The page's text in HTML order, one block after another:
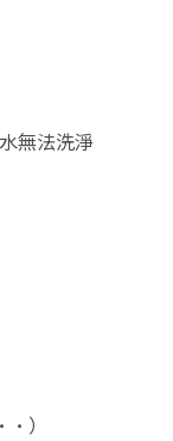
無法洗淨
）